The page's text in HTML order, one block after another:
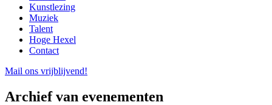
Kunstlezing
Muziek
Talent
Hoge Hexel
Contact
Mail ons vrijblijvend!
Archief van evenementen